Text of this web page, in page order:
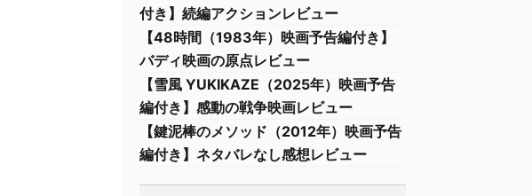
付き】続編アクションレビュー
【48時間（1983年）映画予告編付き】
バディ映画の原点レビュー
【雪風 YUKIKAZE（2025年）映画予告
編付き】感動の戦争映画レビュー
【鍵泥棒のメソッド（2012年）映画予告
編付き】ネタバレなし感想レビュー